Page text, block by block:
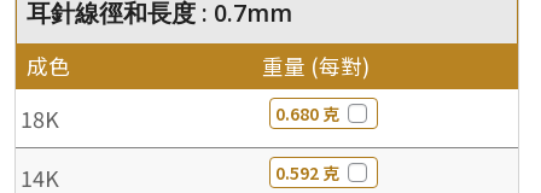
耳針線徑和長度 : 0.7mm
成色 重量 (每對)
18K 0.680 克
14K 0.592 克